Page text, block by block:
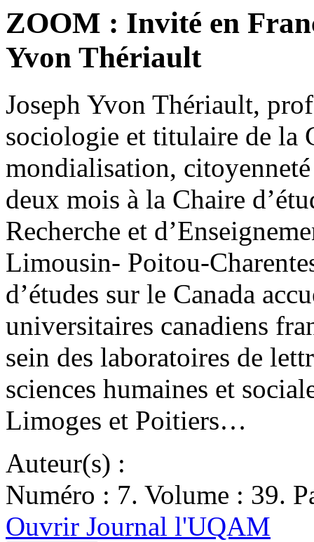
ZOOM : Invité en
Yvon Thériault
Joseph Yvon Thériault,
sociologie et titulaire de la
mondialisation,
deux mois à la Chaire
Recherche et
Limousin- Poitou-
d’études sur le Canada
universitaires canadiens
sein des laboratoires de
sciences humaines et
Limoges et Poitiers…
Auteur(s) :
Numéro : 7. Volume : 39.
Ouvrir Journal l'UQAM